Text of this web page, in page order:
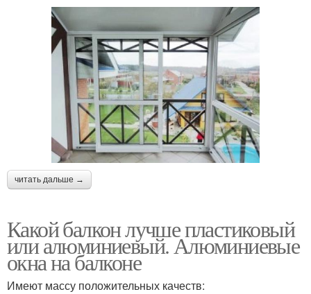
читать дальше →
Какой балкон лучше пластиковый
или алюминиевый. Алюминиевые
окна на балконе
Имеют массу положительных качеств: